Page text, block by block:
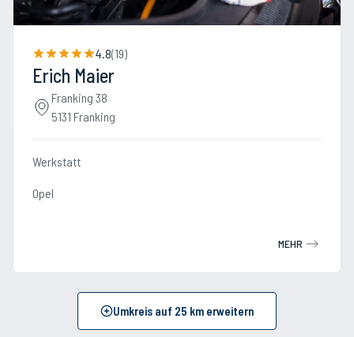
4.8(19)
Erich Maier
Franking 38
5131 Franking
Werkstatt
Opel
MEHR
Umkreis auf 25 km erweitern